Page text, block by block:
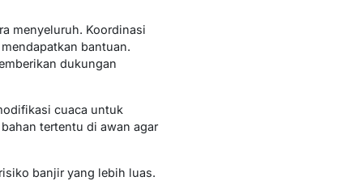
menyeluruh. Koordinasi
bantuan.
dukungan
cuaca untuk
tertentu di awan agar
banjir yang lebih luas.